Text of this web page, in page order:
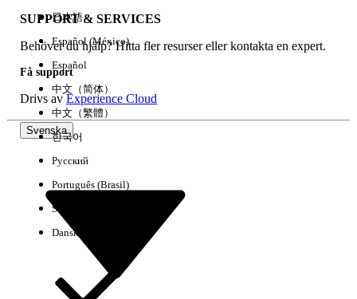
Rensa alla Klart
SUPPORT & SERVICES
Behöver du hjälp? Hitta fler resurser eller kontakta en expert.
Få support
Drivs avExperience Cloud
Svenska
日本語
Español (México)
Español
中文（简体）
中文（繁體）
한국어
Русский
Português (Brasil)
Suomi
Dansk